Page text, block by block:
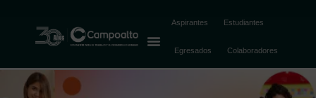
Aspirantes Estudiantes
Egresados Colaboradores